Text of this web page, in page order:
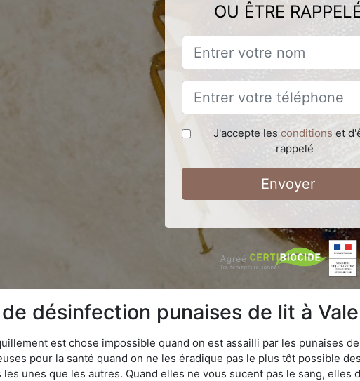
OU ÊTRE
J'accepte les conditions et
rappelé
Envoyer
désinfection punaises de lit à
est chose impossible quand on est assailli par les punaises
pour la santé quand on ne les éradique pas le plus tôt possible
unes que les autres. Quand elles ne vous sucent pas le sang,